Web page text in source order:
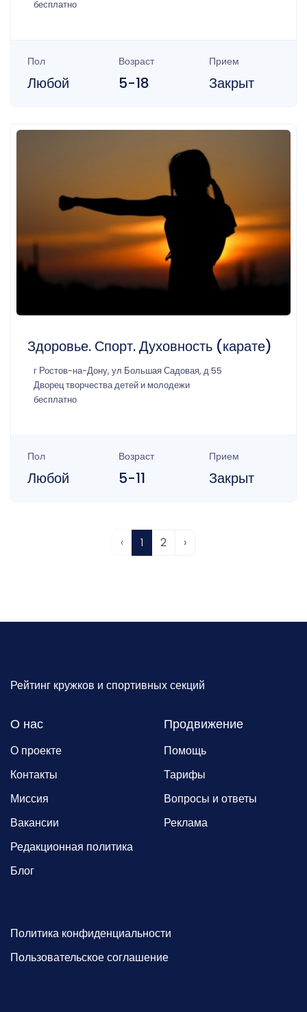
бесплатно
Пол
Любой
Возраст
5-18
Прием
Закрыт
Здоровье. Спорт. Духовность (карате)
г Ростов-на-Дону, ул Большая Садовая, д 55
Дворец творчества детей и молодежи
бесплатно
Пол
Любой
Возраст
5-11
Прием
Закрыт
‹ 1 2 ›
Рейтинг кружков и спортивных секций
О нас
О проекте
Контакты
Миссия
Вакансии
Редакционная политика
Блог
Продвижение
Помощь
Тарифы
Вопросы и ответы
Реклама
Политика конфиденциальности
Пользовательское соглашение